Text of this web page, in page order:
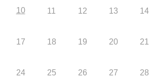
10 11 12 13 14
17 18 19 20 21
24 25 26 27 28